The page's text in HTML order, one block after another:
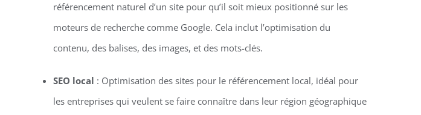
référencement naturel d’un site pour qu’il soit mieux positionné sur les
moteurs de recherche comme Google. Cela inclut l’optimisation du
contenu, des balises, des images, et des mots-clés.
SEO local : Optimisation des sites pour le référencement local, idéal pour
les entreprises qui veulent se faire connaître dans leur région géographique